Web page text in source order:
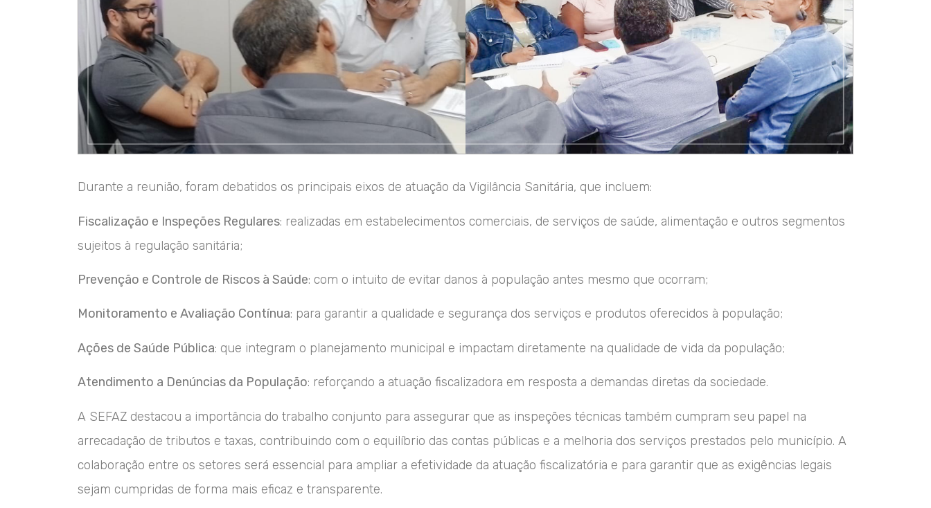
Durante a reunião, foram debatidos os principais eixos de atuação da Vigilância Sanitária, que incluem:
Fiscalização e Inspeções Regulares: realizadas em estabelecimentos comerciais, de serviços de saúde, alimentação e outros segmentos
sujeitos à regulação sanitária;
Prevenção e Controle de Riscos à Saúde: com o intuito de evitar danos à população antes mesmo que ocorram;
Monitoramento e Avaliação Contínua: para garantir a qualidade e segurança dos serviços e produtos oferecidos à população;
Ações de Saúde Pública: que integram o planejamento municipal e impactam diretamente na qualidade de vida da população;
Atendimento a Denúncias da População: reforçando a atuação fiscalizadora em resposta a demandas diretas da sociedade.
A SEFAZ destacou a importância do trabalho conjunto para assegurar que as inspeções técnicas também cumpram seu papel na
arrecadação de tributos e taxas, contribuindo com o equilíbrio das contas públicas e a melhoria dos serviços prestados pelo município. A
colaboração entre os setores será essencial para ampliar a efetividade da atuação fiscalizatória e para garantir que as exigências legais
sejam cumpridas de forma mais eficaz e transparente.